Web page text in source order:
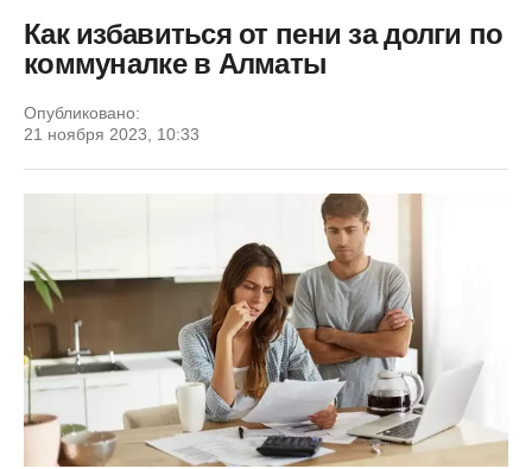
Как избавиться от пени за долги по
коммуналке в Алматы
Опубликовано:
21 ноября 2023, 10:33